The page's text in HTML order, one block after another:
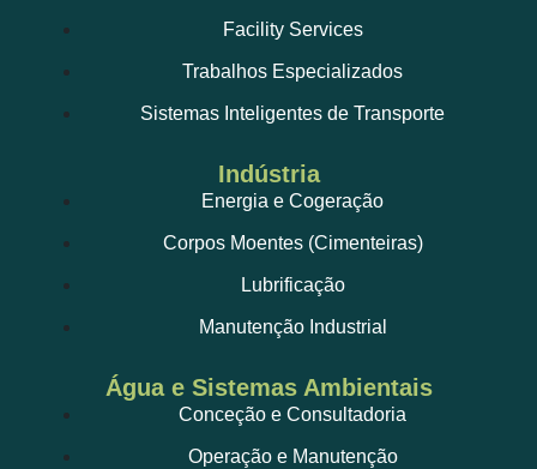
Facility Services
Trabalhos Especializados
Sistemas Inteligentes de Transporte
Indústria
Energia e Cogeração
Corpos Moentes (Cimenteiras)
Lubrificação
Manutenção Industrial
Água e Sistemas Ambientais
Conceção e Consultadoria
Operação e Manutenção